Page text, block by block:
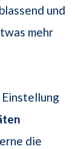
und
mehr
die